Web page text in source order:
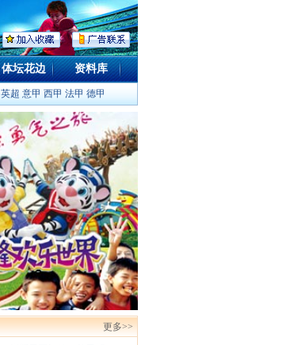
体坛花边 资料库
英超 意甲 西甲 法甲 德甲
更多>>